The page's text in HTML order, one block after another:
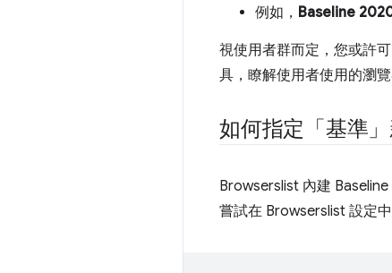
例如， Baseline
視使用者群而定，您或許
具，瞭解使用者使用的瀏覽
如何指定「基準
Browserslist 內建
嘗試在 Browserslist 設定